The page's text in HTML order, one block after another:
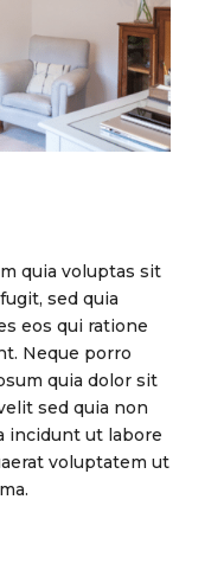
quia voluptas sit
sed quia
eos qui ratione
Neque porro
quia dolor sit
sed quia non
incidunt ut labore
voluptatem ut